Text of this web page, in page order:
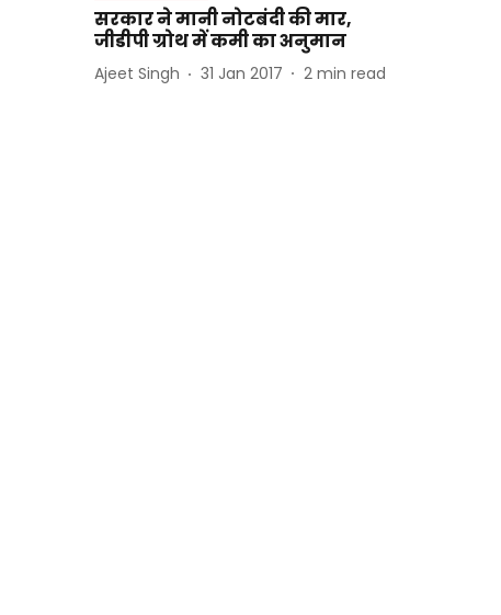
सरकार ने मानी नोटबंदी की मार,
जीडीपी ग्रोथ में कमी का अनुमान
Ajeet Singh 31 Jan 2017 2 min read